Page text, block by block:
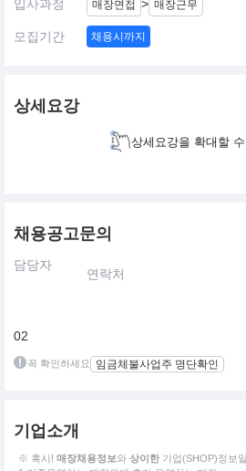
입사과정 매장면접 > 매장근무
모집기간 채용시까지
상세요강
상세요강을 확대할
채용공고문의
담당자
연락처
02
꼭 확인하세요 임금체불사업주 명단확인
기업소개
※ 혹시! 매장채용정보와 상이한 기업(SHOP)정보